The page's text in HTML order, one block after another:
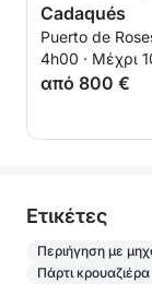
Cadaqués
Puerto de
4h00 · Μέχρι
από 800 €
Eτικέτες
Περιήγηση με
Πάρτι